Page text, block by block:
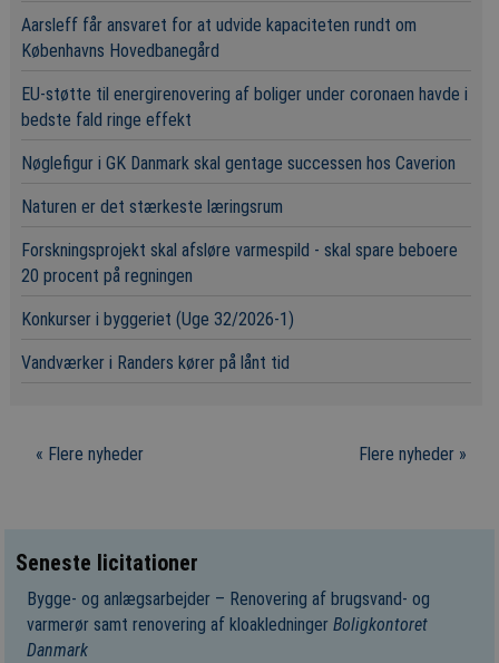
Aarsleff får ansvaret for at udvide kapaciteten rundt om
Københavns Hovedbanegård
EU-støtte til energirenovering af boliger under coronaen havde i
bedste fald ringe effekt
Nøglefigur i GK Danmark skal gentage successen hos Caverion
Naturen er det stærkeste læringsrum
Forskningsprojekt skal afsløre varmespild - skal spare beboere
20 procent på regningen
Konkurser i byggeriet (Uge 32/2026-1)
Vandværker i Randers kører på lånt tid
« Flere nyheder Flere nyheder »
Seneste licitationer
Bygge- og anlægsarbejder – Renovering af brugsvand- og
varmerør samt renovering af kloakledningerBoligkontoret
Danmark